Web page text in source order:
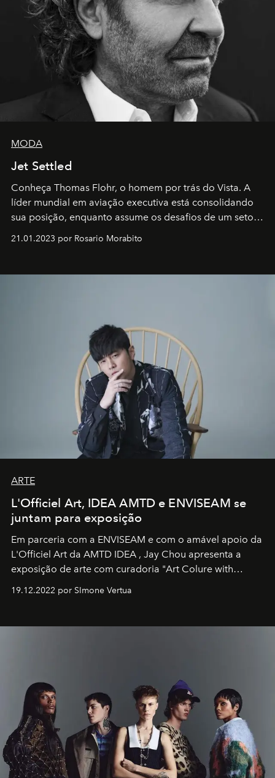
MODA
Jet Settled
Conheça Thomas Flohr, o homem por trás do Vista. A
líder mundial em aviação executiva está consolidando
sua posição, enquanto assume os desafios de um setor
em rápida evolução e redefinindo o conceito de luxo
21.01.2023 por Rosario Morabito
ARTE
L'Officiel Art, IDEA AMTD e ENVISEAM se
juntam para exposição
Em parceria com a ENVISEAM e com o amável apoio da
L'Officiel Art da AMTD IDEA , Jay Chou apresenta a
exposição de arte com curadoria "Art Colure with
19.12.2022 por SImone Vertua